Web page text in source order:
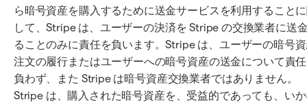
ら暗号資産を購入するために送金サービスを利用すること
して、Stripe は、ユーザーの決済を Stripe の交換業者に送
ることのみに責任を負います。Stripe は、ユーザーの暗号
注文の履行またはユーザーへの暗号資産の送金について責
負わず、また Stripe は暗号資産交換業者ではありません。
Stripe は、購入された暗号資産を、受益的であっても、い